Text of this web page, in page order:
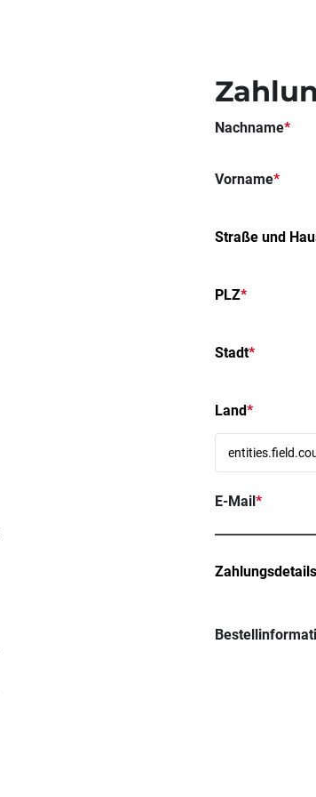
Nachname*
Vorname*
Straße und
PLZ*
Stadt*
Land*
E-Mail*
Zahlungsdetails